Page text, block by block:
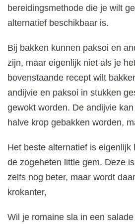
bereidingsmethode die je wilt
alternatief beschikbaar is.
Bij bakken kunnen paksoi en
zijn, maar eigenlijk niet als je
bovenstaande recept wilt
andijvie en paksoi in stukken
gewokt worden. De andijvie
halve krop gebakken worden,
Het beste alternatief is eigenlijk
de zogeheten little gem. Deze
zelfs nog beter, maar wordt
krokanter,
Wil je romaine sla in een